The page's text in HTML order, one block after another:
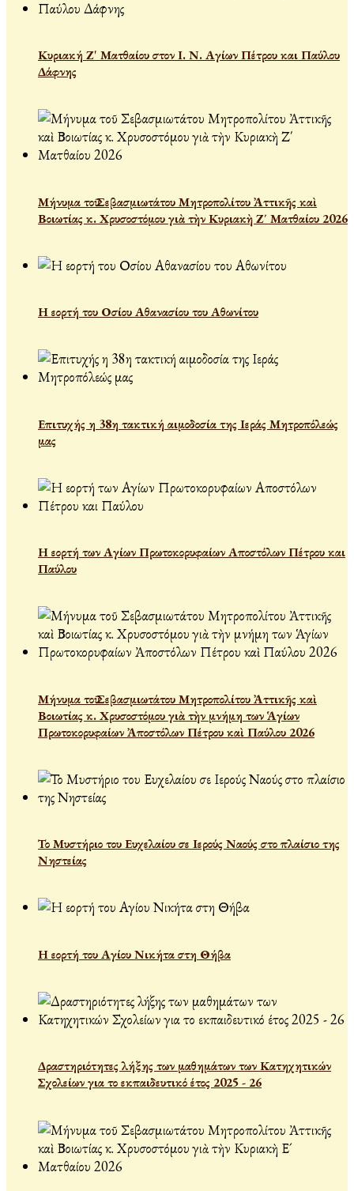
Κυριακή Ζ' Ματθαίου στον Ι. Ν. Αγίων Πέτρου και Παύλου
Δάφνης
Μήνυμα τοῦ Σεβασμιωτάτου Μητροπολίτου Ἀττικῆς καὶ
Βοιωτίας κ. Χρυσοστόμου γιὰ τὴν Κυριακὴ Ζ΄ Ματθαίου 2026
Η εορτή του Οσίου Αθανασίου του Αθωνίτου
Επιτυχής η 38η τακτική αιμοδοσία της Ιεράς Μητροπόλεώς
μας
Η εορτή των Αγίων Πρωτοκορυφαίων Αποστόλων Πέτρου και
Παύλου
Μήνυμα τοῦ Σεβασμιωτάτου Μητροπολίτου Ἀττικῆς καὶ
Βοιωτίας κ. Χρυσοστόμου γιὰ τὴν μνήμη των Ἁγίων
Πρωτοκορυφαίων Ἀποστόλων Πέτρου καὶ Παύλου 2026
Το Μυστήριο του Ευχελαίου σε Ιερούς Ναούς στο πλαίσιο της
Νηστείας
Η εορτή του Αγίου Νικήτα στη Θήβα
Δραστηριότητες λήξης των μαθημάτων των Κατηχητικών
Σχολείων για το εκπαιδευτικό έτος 2025 - 26